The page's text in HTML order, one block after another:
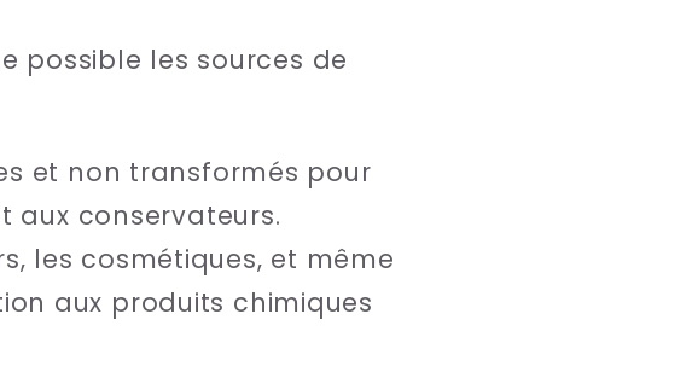
possible les sources de
et non transformés pour
aux conservateurs.
les cosmétiques, et même
aux produits chimiques